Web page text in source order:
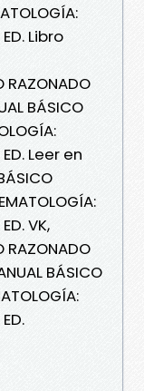
Libro
RAZONADO
BÁSICO
Leer en
VK,
RAZONADO
BÁSICO